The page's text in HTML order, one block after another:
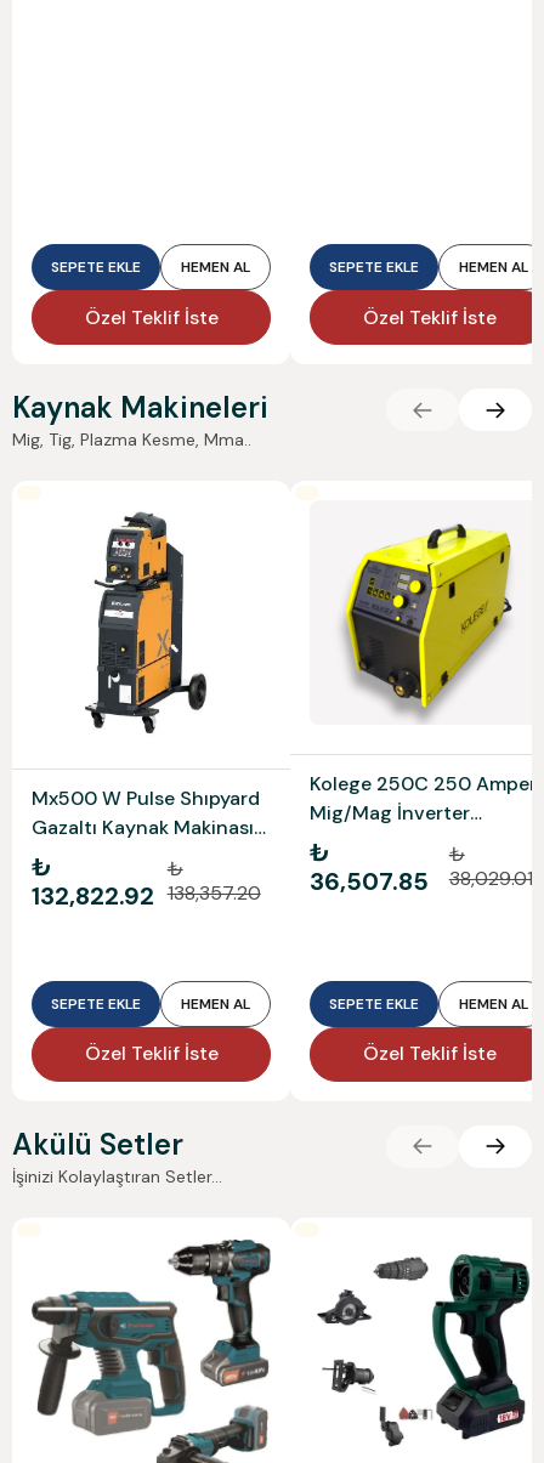
SEPETE EKLE HEMEN AL
Özel Teklif İste
SEPETE EKLE HEMEN AL
Özel Teklif İste
Kaynak Makineleri
Mig, Tig, Plazma Kesme, Mma..
Mx500 W Pulse Shıpyard
Gazaltı Kaynak Makinası
Ko
₺
132,822.92
₺
138,357.20
SEPETE EKLE HEMEN AL
Özel Teklif İste
Kolege 250C 250 Amper
Mig/Mag İnverter
Monofaze Gazaltı Kaynak
Makinesi- Çanta Tipi
₺
36,507.85
₺
38,029.01
SEPETE EKLE HEMEN AL
Özel Teklif İste
Akülü Setler
İşinizi Kolaylaştıran Setler...